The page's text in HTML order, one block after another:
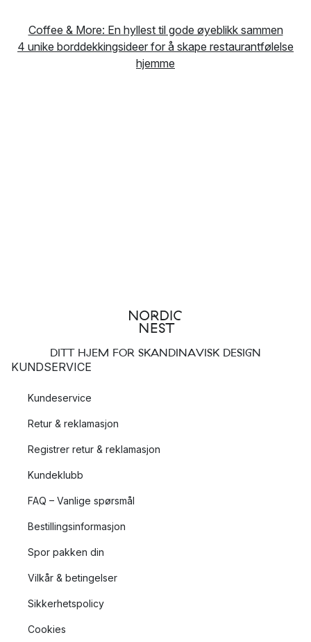
Coffee & More: En hyllest til gode øyeblikk sammen
4 unike borddekkingsideer for å skape restaurantfølelse
hjemme
DITT HJEM FOR SKANDINAVISK DESIGN
KUNDSERVICE
Kundeservice
Retur & reklamasjon
Registrer retur & reklamasjon
Kundeklubb
FAQ – Vanlige spørsmål
Bestillingsinformasjon
Spor pakken din
Vilkår & betingelser
Sikkerhetspolicy
Cookies